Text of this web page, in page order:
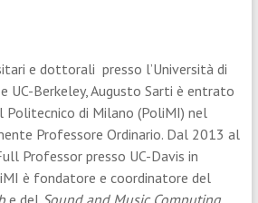
e dottorali presso l’Università di
UC-Berkeley, Augusto Sarti è entrato
Politecnico di Milano (PoliMI) nel
Professore Ordinario. Dal 2013 al
Professor presso UC-Davis in
è fondatore e coordinatore del
e del Sound and Music Computing